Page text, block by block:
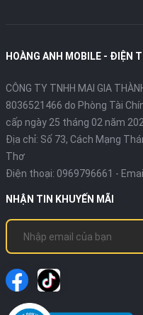
HOÀNG ANH MOBILE - ĐIỆN
CÔNG TY TNHH MAI GIA
8036521466 do Phòng Tài
cấp ngày 25 tháng 02 năm
Địa chỉ: Số 73, Cách Mạng
Thơ
Điện thoại: 0969796661 -
NHẬN TIN KHUYẾN MÃI